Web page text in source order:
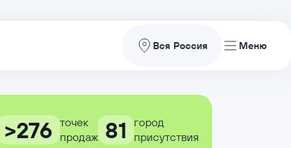
Вся Россия
>276 точек
продаж 81
город
присутствия